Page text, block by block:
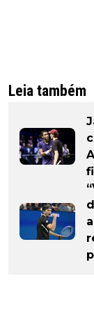
Leia também